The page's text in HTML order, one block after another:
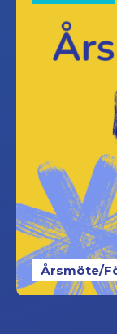
Årsmöte/